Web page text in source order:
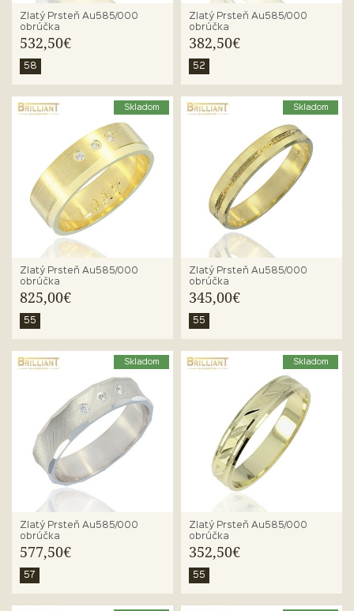
Zlatý Prsteň Au585/000
obrúčka
532,50€
58
Zlatý Prsteň Au585/000
obrúčka
382,50€
52
Skladom
Zlatý Prsteň Au585/000
obrúčka
825,00€
55
Skladom
Zlatý Prsteň Au585/000
obrúčka
345,00€
55
Skladom
Zlatý Prsteň Au585/000
obrúčka
577,50€
57
Skladom
Zlatý Prsteň Au585/000
obrúčka
352,50€
55